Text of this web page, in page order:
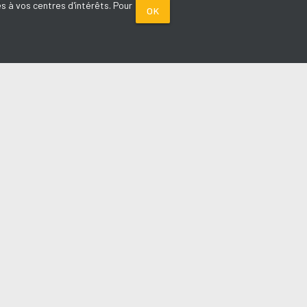
à vos centres d'intérêts. Pour
OK